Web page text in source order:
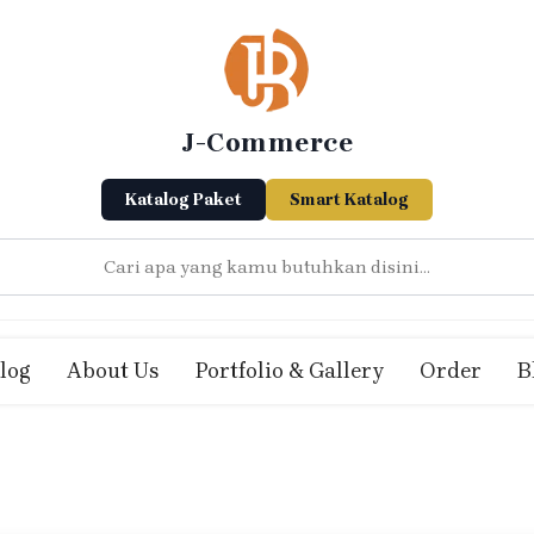
J-Commerce
Katalog Paket Smart Katalog
About Us Portfolio & Gallery Order